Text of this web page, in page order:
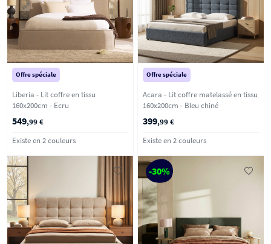
Offre spéciale
Liberia - Lit coffre en tissu
160x200cm - Ecru
549,99 €
Existe en 2 couleurs
Offre spéciale
Acara - Lit coffre matelassé en tissu
160x200cm - Bleu chiné
399,99 €
Existe en 2 couleurs
-30%